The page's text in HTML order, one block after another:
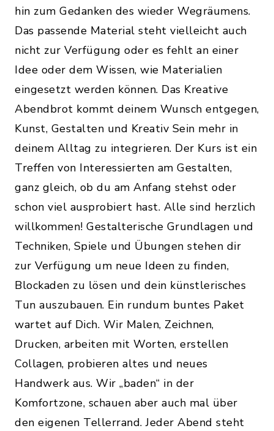
hin zum Gedanken des wieder Wegräumens.
Das passende Material steht vielleicht auch
nicht zur Verfügung oder es fehlt an einer
Idee oder dem Wissen, wie Materialien
eingesetzt werden können. Das Kreative
Abendbrot kommt deinem Wunsch entgegen,
Kunst, Gestalten und Kreativ Sein mehr in
deinem Alltag zu integrieren. Der Kurs ist ein
Treffen von Interessierten am Gestalten,
ganz gleich, ob du am Anfang stehst oder
schon viel ausprobiert hast. Alle sind herzlich
willkommen! Gestalterische Grundlagen und
Techniken, Spiele und Übungen stehen dir
zur Verfügung um neue Ideen zu finden,
Blockaden zu lösen und dein künstlerisches
Tun auszubauen. Ein rundum buntes Paket
wartet auf Dich. Wir Malen, Zeichnen,
Drucken, arbeiten mit Worten, erstellen
Collagen, probieren altes und neues
Handwerk aus. Wir „baden“ in der
Komfortzone, schauen aber auch mal über
den eigenen Tellerrand. Jeder Abend steht